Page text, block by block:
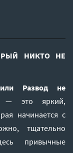
НИКТО НЕ
Развод не
— это яркий,
начинается с
тщательно
привычные